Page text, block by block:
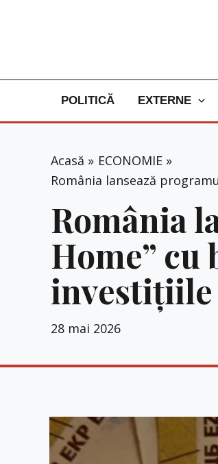
POLITICĂ EXTERNE
Acasă
ECONOMIE
România lansează
România
Home” cu
28 mai 2026